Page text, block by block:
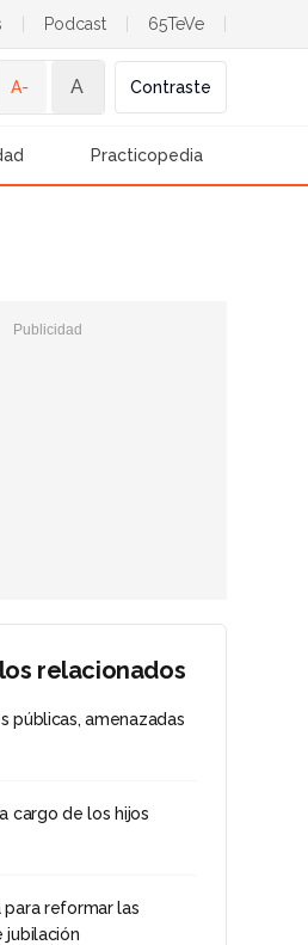
Podcast 65TeVe
A- A Contraste
Practicopedia
relacionados
públicas, amenazadas
cargo de los hijos
para reformar las
jubilación